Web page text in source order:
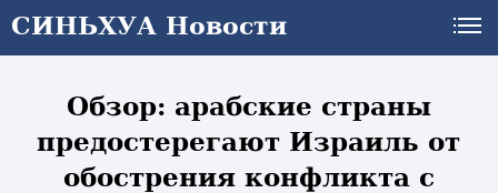
СИНЬХУА Новости
Обзор: арабские страны
предостерегают Израиль от
обострения конфликта с